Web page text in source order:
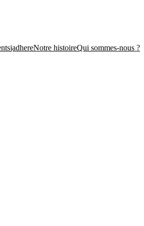
jadhereNotre histoireQui sommes-nous ?